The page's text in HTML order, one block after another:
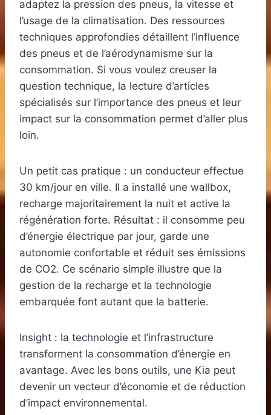
adaptez la pression des pneus, la vitesse et
l’usage de la climatisation. Des ressources
techniques approfondies détaillent l’influence
des pneus et de l’aérodynamisme sur la
consommation. Si vous voulez creuser la
question technique, la lecture d’articles
spécialisés sur l’importance des pneus et leur
impact sur la consommation permet d’aller plus
loin.
Un petit cas pratique : un conducteur effectue
30 km/jour en ville. Il a installé une wallbox,
recharge majoritairement la nuit et active la
régénération forte. Résultat : il consomme peu
d’énergie électrique par jour, garde une
autonomie confortable et réduit ses émissions
de CO2. Ce scénario simple illustre que la
gestion de la recharge et la technologie
embarquée font autant que la batterie.
Insight : la technologie et l’infrastructure
transforment la consommation d’énergie en
avantage. Avec les bons outils, une Kia peut
devenir un vecteur d’économie et de réduction
d’impact environnemental.